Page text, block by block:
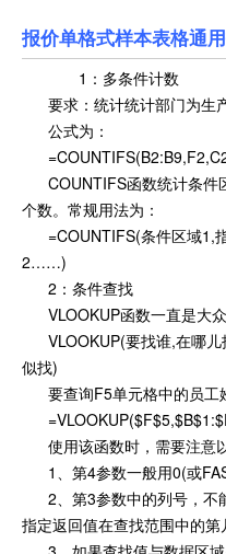
报价单格式样本表格通
1：多条件计数
要求：统计统计部门为生
公式为：
COUNTIFS函数统计条件
个数。常规用法为：
=COUNTIFS(条件区域1,
2……)
2：条件查找
VLOOKUP函数一直是大众
VLOOKUP(要找谁,在哪儿
似找)
要查询F5单元格中的员工
使用该函数时，需要注意
1、第4参数一般用0(或
2、第3参数中的列号，不
指定返回值在查找范围中的第